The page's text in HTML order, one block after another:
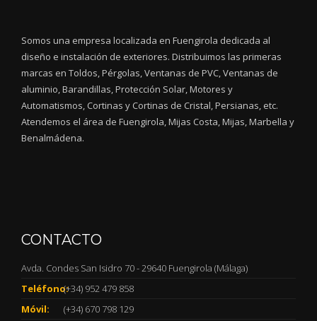
Somos una empresa localizada en Fuengirola dedicada al
diseño e instalación de exteriores. Distribuimos las primeras
marcas en Toldos, Pérgolas, Ventanas de PVC, Ventanas de
aluminio, Barandillas, Protección Solar, Motores y
Automatismos, Cortinas y Cortinas de Cristal, Persianas, etc.
Atendemos el área de Fuengirola, Mijas Costa, Mijas, Marbella y
Benalmádena.
CONTACTO
Avda. Condes San Isidro 70 - 29640 Fuengirola (Málaga)
Teléfono:(+34) 952 479 858
Móvil:
(+34) 670 798 129